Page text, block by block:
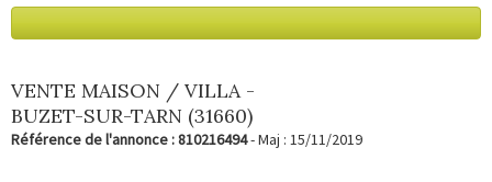
Vendez votre bien
Alerte immo
VENTE MAISON / VILLA -
BUZET-SUR-TARN (31660)
Référence de l'annonce : 810216494- Maj : 15/11/2019